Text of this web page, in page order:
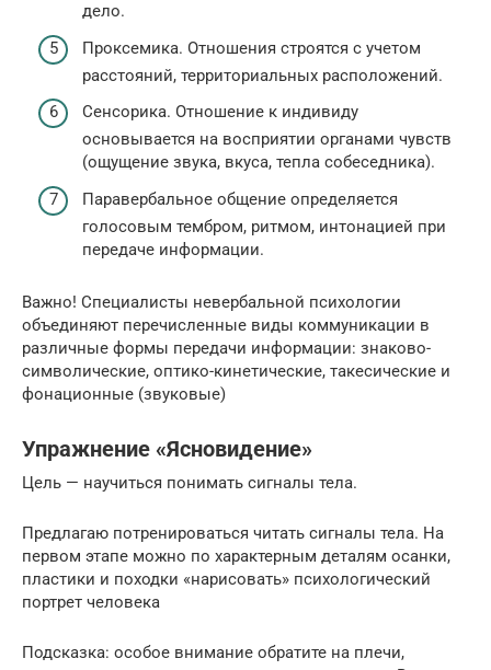
дело.
Проксемика. Отношения строятся с учетом
расстояний, территориальных расположений.
Сенсорика. Отношение к индивиду
основывается на восприятии органами чувств
(ощущение звука, вкуса, тепла собеседника).
Паравербальное общение определяется
голосовым тембром, ритмом, интонацией при
передаче информации.
Важно! Специалисты невербальной психологии
объединяют перечисленные виды коммуникации в
различные формы передачи информации: знаково-
символические, оптико-кинетические, такесические и
фонационные (звуковые)
Упражнение «Ясновидение»
Цель — научиться понимать сигналы тела.
Предлагаю потренироваться читать сигналы тела. На
первом этапе можно по характерным деталям осанки,
пластики и походки «нарисовать» психологический
портрет человека
Подсказка: особое внимание обратите на плечи,